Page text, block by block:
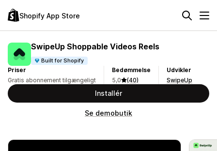
Shopify App Store
SwipeUp Shoppable Videos Reels
Built for Shopify
Priser
Gratis abonnement tilgængeligt
Bedømmelse
5,0
(40)
Udvikler
SwipeUp
Installér
Se demobutik